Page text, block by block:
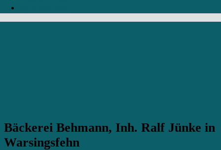
Bäckerei Behmann, Inh. Ralf Jünke in
Warsingsfehn